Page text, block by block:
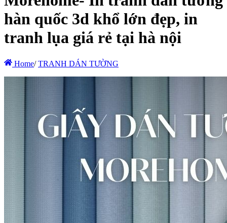
hàn quốc 3d khổ lớn đẹp, in
tranh lụa giá rẻ tại hà nội
Home/ TRANH DÁN TƯỜNG